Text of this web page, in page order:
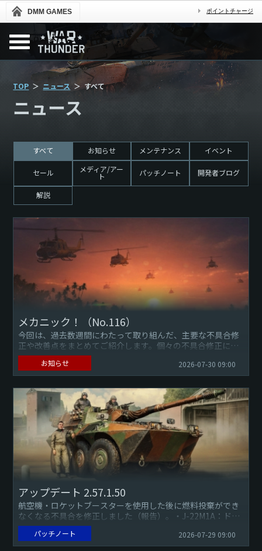
DMM GAMES ポイントチャージ
TOP ニュース すべて
ニュース
すべて お知らせ メンテナンス イベント
セール メディア/アー
ト パッチノート 開発者ブログ
解説
メカニック！（No.116）
今回は、過去数週間にわたって取り組んだ、主要な不具合修
正や改善点をまとめてご紹介します。個々の不具合修正につ
いて確認したい場合は、 公式サイトのチェンジログをご覧く
ださい。不具合を...
お知らせ 2026-07-30 09:00
アップデート 2.57.1.50
航空機・ロケットブースターを使用した後に燃料投棄ができ
なくなる不具合を修正しました（報告）。・J-22M1A：ドロ
ップタンク内の燃料が、個別のタイマーなしでメインの燃料
タンクの燃料...
パッチノート 2026-07-29 09:00